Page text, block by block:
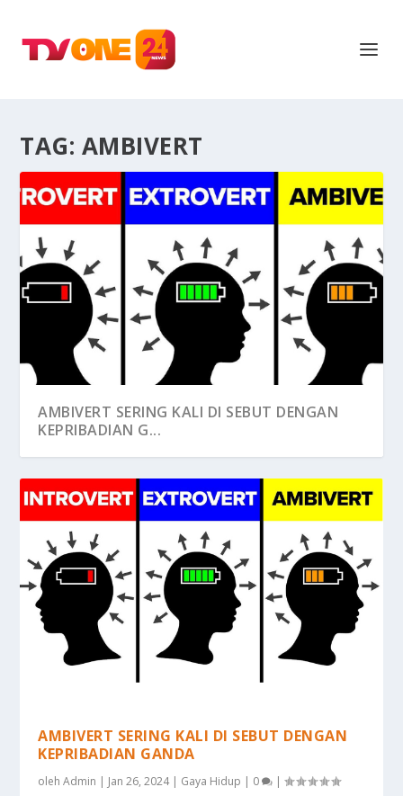
TAG: AMBIVERT
AMBIVERT SERING KALI DI SEBUT DENGAN
KEPRIBADIAN G...
AMBIVERT SERING KALI DI SEBUT DENGAN
KEPRIBADIAN GANDA
olehAdmin | Jan 26, 2024| Gaya Hidup | 0 |